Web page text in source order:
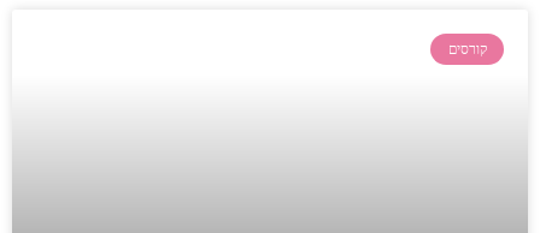
קורסים